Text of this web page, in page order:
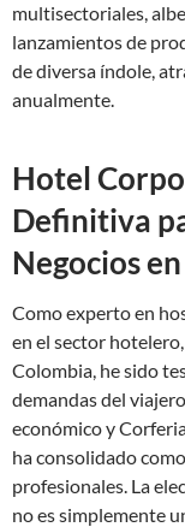
multisectoriales,
lanzamientos de
de diversa índole,
anualmente.
Hotel
Definitiva
Negocios
Como experto en
en el sector
Colombia, he sido
demandas del
económico y
ha consolidado
profesionales. La
no es simplemente